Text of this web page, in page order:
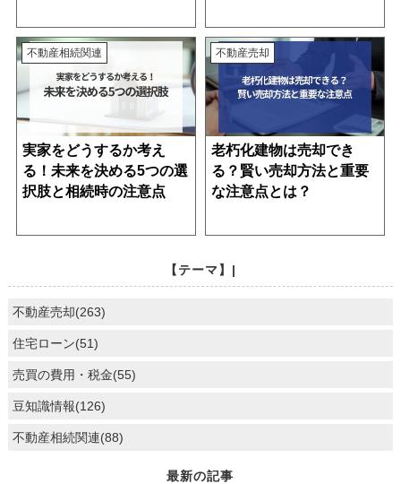
不動産相続関連
実家をどうするか考え
る！未来を決める5つの選
択肢と相続時の注意点
不動産売却
老朽化建物は売却でき
る？賢い売却方法と重要
な注意点とは？
【テーマ】|
不動産売却(263)
住宅ローン(51)
売買の費用・税金(55)
豆知識情報(126)
不動産相続関連(88)
最新の記事